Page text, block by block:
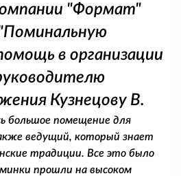
"Формат"
в организации
Кузнецову В.
большое помещение для
ведущий, который знает
традиции. Все это было
прошли на высоком